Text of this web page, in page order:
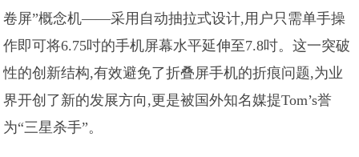
卷屏”概念机——采用自动抽拉式设计,用户只需单手操
作即可将6.75吋的手机屏幕水平延伸至7.8吋。这一突破
性的创新结构,有效避免了折叠屏手机的折痕问题,为业
界开创了新的发展方向,更是被国外知名媒提Tom’s誉
为“三星杀手”。